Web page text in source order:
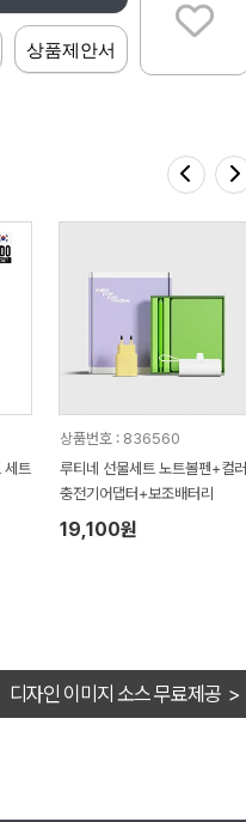
상품제안서
세트
상품번호 : 836560
루티네 선물세트 노트볼펜+컬러
충전기어댑터+보조배터리
19,100원
디자인 이미지 소스 무료제공 >